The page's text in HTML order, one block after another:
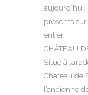
présents
entier.
CHÂTEAU
Situé à
Château de
l’ancienne